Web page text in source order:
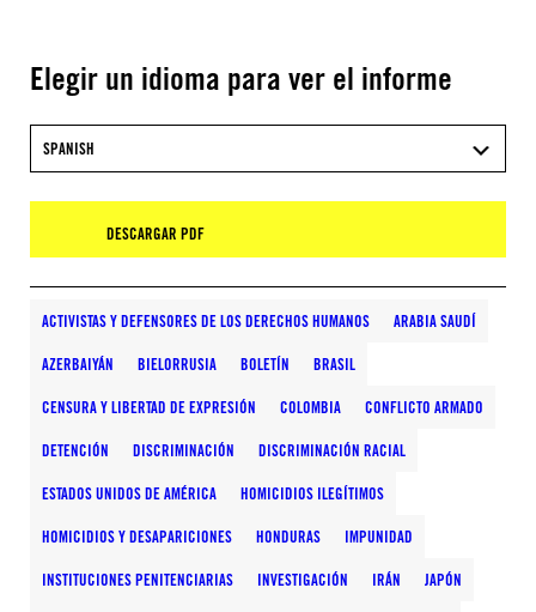
Elegir un idioma para ver el informe
SPANISH
DESCARGAR PDF
ACTIVISTAS Y DEFENSORES DE LOS DERECHOS HUMANOS ARABIA SAUDÍ
AZERBAIYÁN BIELORRUSIA BOLETÍN BRASIL
CENSURA Y LIBERTAD DE EXPRESIÓN COLOMBIA CONFLICTO ARMADO
DETENCIÓN DISCRIMINACIÓN DISCRIMINACIÓN RACIAL
ESTADOS UNIDOS DE AMÉRICA HOMICIDIOS ILEGÍTIMOS
HOMICIDIOS Y DESAPARICIONES HONDURAS IMPUNIDAD
INSTITUCIONES PENITENCIARIAS INVESTIGACIÓN IRÁN JAPÓN